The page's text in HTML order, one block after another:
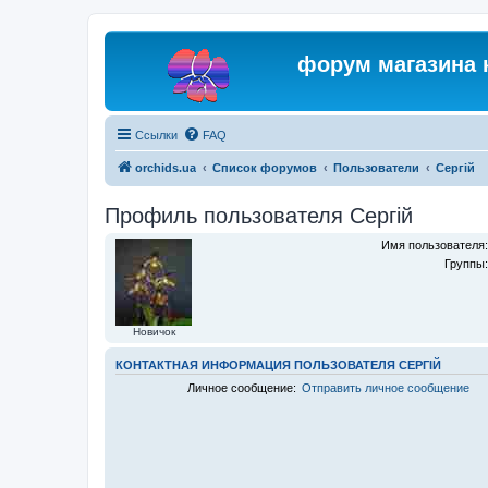
форум магазина
Ссылки FAQ
orchids.ua Список форумов Пользователи Сергій
Профиль пользователя Сергій
Новичок
Имя пользователя:
Группы:
КОНТАКТНАЯ ИНФОРМАЦИЯ ПОЛЬЗОВАТЕЛЯ СЕРГІЙ
Личное сообщение: Отправить личное сообщение